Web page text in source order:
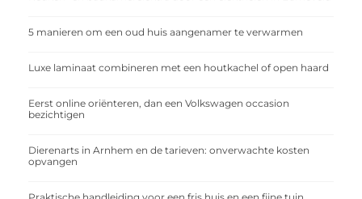
5 manieren om een oud huis aangenamer te verwarmen
Luxe laminaat combineren met een houtkachel of open haard
Eerst online oriënteren, dan een Volkswagen occasion
bezichtigen
Dierenarts in Arnhem en de tarieven: onverwachte kosten
opvangen